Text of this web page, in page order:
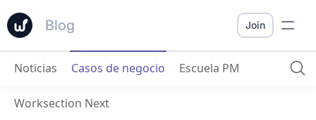
Blog
WebPromo : “Un proyecto en el que se cumple el presupuesto y no se rompen los plazos es un proyecto mal planificado.”
Join
Noticias Casos de negocio Escuela PM
Worksection Next